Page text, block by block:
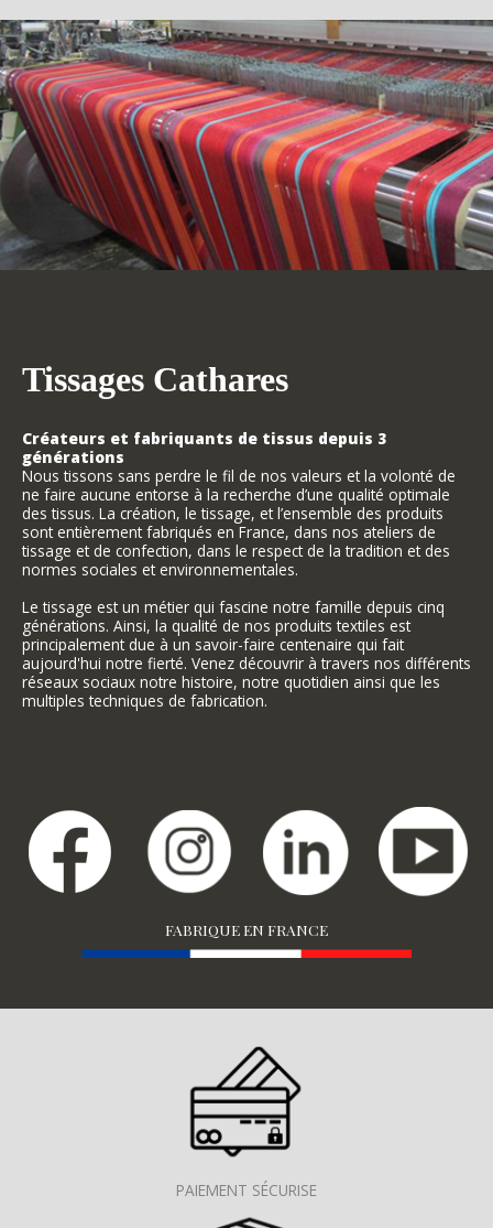
Tissages Cathares
Créateurs et fabriquants de tissus depuis 3
générations
Nous tissons sans perdre le fil de nos valeurs et la volonté de
ne faire aucune entorse à la recherche d’une qualité optimale
des tissus. La création, le tissage, et l’ensemble des produits
sont entièrement fabriqués en France, dans nos ateliers de
tissage et de confection, dans le respect de la tradition et des
normes sociales et environnementales.
Le tissage est un métier qui fascine notre famille depuis cinq
générations. Ainsi, la qualité de nos produits textiles est
principalement due à un savoir-faire centenaire qui fait
aujourd'hui notre fierté. Venez découvrir à travers nos différents
réseaux sociaux notre histoire, notre quotidien ainsi que les
multiples techniques de fabrication.
FABRIQUE EN FRANCE
PAIEMENT SÉCURISE